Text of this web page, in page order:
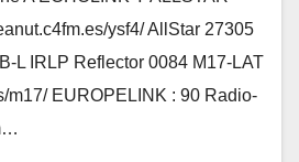
ysf4/ AllStar 27305
L IRLP Reflector 0084 M17-LAT
m17/ EUROPELINK : 90 Radio-